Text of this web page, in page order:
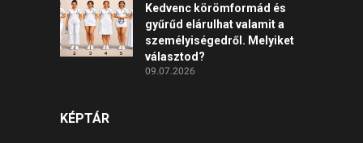
Kedvenc körömformád és
gyűrűd elárulhat valamit a
személyiségedről. Melyiket
választod?
09.07.2026
KÉPTÁR